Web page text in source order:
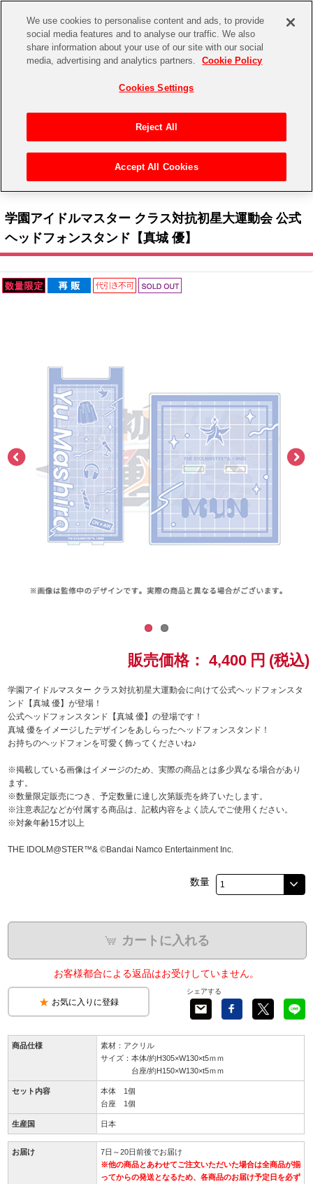
CHANNEL STORE EVENT
ゲーム 電子書籍
プレミアム会員とは
アイドルマスターシリーズ
アイドルマスター
アイドルマスター SideM
アイドルマスター シャイニーカラーズ
太鼓の達人
ACE COMBAT
パックマン
スサノオマジック
ラブライブ！シリーズ
ラブライブ！
ラブライブ！虹ヶ咲学園スクールアイドル同好会
ラブライブ！スーパースター!!
アイドリッシュセブン
イベントグッズ
トイ・ホビー
アイドルマスター シリーズ>学園アイドルマスター
学園アイドルマスター クラス対抗初星大運動会 公式
ヘッドフォンスタンド【真城 優】
販売価格： 4,400 円 (税込)
学園アイドルマスター クラス対抗初星大運動会に向けて公式ヘッドフォンスタ
ンド【真城 優】が登場！
公式ヘッドフォンスタンド【真城 優】の登場です！
真城 優をイメージしたデザインをあしらったヘッドフォンスタンド！
お持ちのヘッドフォンを可愛く飾ってくださいね♪
※掲載している画像はイメージのため、実際の商品とは多少異なる場合があり
ます。
※数量限定販売につき、予定数量に達し次第販売を終了いたします。
※注意表記などが付属する商品は、記載内容をよく読んでご使用ください。
※対象年齢15才以上
THE IDOLM@STER™& ©Bandai Namco Entertainment Inc.
数量
カートに入れる
お客様都合による返品はお受けしていません。
お気に入りに登録
シェアする
商品仕様
素材：アクリル
サイズ：本体/約H305×W130×t5ｍｍ
台座/約H150×W130×t5ｍｍ
セット内容
本体 1個
台座 1個
生産国 日本
お届け
7日～20日前後でお届け
※他の商品とあわせてご注文いただいた場合は全商品が揃
ってからの発送となるため、各商品のお届け予定日を必ず
We use cookies to personalise content and ads, to provide
social media features and to analyse our traffic. We also
share information about your use of our site with our social
media, advertising and analytics partners.
Cookie Policy
Cookies Settings
Reject All
Accept All Cookies